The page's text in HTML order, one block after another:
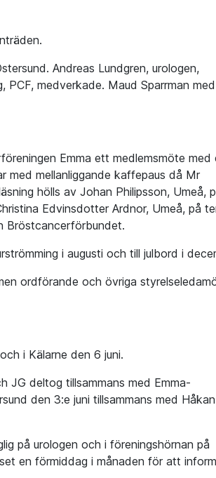
Andreas Lundgren, urologen,
PCF, medverkade. Maud Sparrman med
Emma ett medlemsmöte med
med mellanliggande kaffepaus då Mr
hölls av Johan Philipsson, Umeå,
Edvinsdotter Ardnor, Umeå, på
Bröstcancerförbundet.
i augusti och till julbord i
ordförande och övriga
i Kälarne den 6 juni.
JG deltog tillsammans med Emma-
den 3:e juni tillsammans med Håkan
på urologen och i föreningshörnan på
en förmiddag i månaden för att